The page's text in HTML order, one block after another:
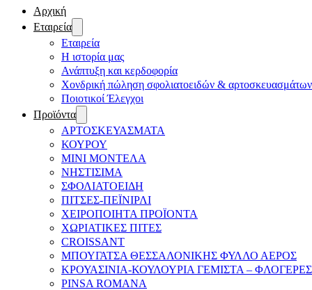
Αρχική
Εταιρεία
Εταιρεία
Η ιστορία μας
Ανάπτυξη και κερδοφορία
Χονδρική πώληση σφολιατοειδών & αρτοσκευασμάτων
Ποιοτικοί Έλεγχοι
Προϊόντα
ΑΡΤΟΣΚΕΥΑΣΜΑΤΑ
ΚΟΥΡΟΥ
ΜΙΝΙ ΜΟΝΤΕΛΑ
ΝΗΣΤΙΣΙΜΑ
ΣΦΟΛΙΑΤΟΕΙΔΗ
ΠΙΤΣΕΣ-ΠΕΪΝΙΡΛΙ
ΧΕΙΡΟΠΟΙΗΤΑ ΠΡΟΪΟΝΤΑ
ΧΩΡΙΑΤΙΚΕΣ ΠΙΤΕΣ
CROISSANT
ΜΠΟΥΓΑΤΣΑ ΘΕΣΣΑΛΟΝΙΚΗΣ ΦΥΛΛΟ ΑΕΡΟΣ
ΚΡΟΥΑΣΙΝΙΑ-ΚΟΥΛΟΥΡΙΑ ΓΕΜΙΣΤΑ – ΦΛΟΓΕΡΕΣ
PINSA ROMANA